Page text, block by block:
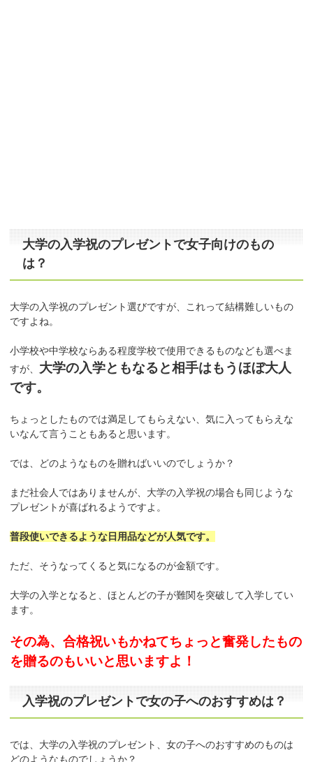
大学の入学祝のプレゼントで女子向けのもの
は？
大学の入学祝のプレゼント選びですが、これって結構難しいもの
ですよね。
小学校や中学校ならある程度学校で使用できるものなども選べま
すが、 大学の入学ともなると相手はもうほぼ大人
です。
ちょっとしたものでは満足してもらえない、気に入ってもらえな
いなんて言うこともあると思います。
では、どのようなものを贈ればいいのでしょうか？
まだ社会人ではありませんが、大学の入学祝の場合も同じような
プレゼントが喜ばれるようですよ。
普段使いできるような日用品などが人気です。
ただ、そうなってくると気になるのが金額です。
大学の入学となると、ほとんどの子が難関を突破して入学してい
ます。
その為、合格祝いもかねてちょっと奮発したもの
を贈るのもいいと思いますよ！
入学祝のプレゼントで女の子へのおすすめは？
では、大学の入学祝のプレゼント、女の子へのおすすめのものは
どのようなものでしょうか？